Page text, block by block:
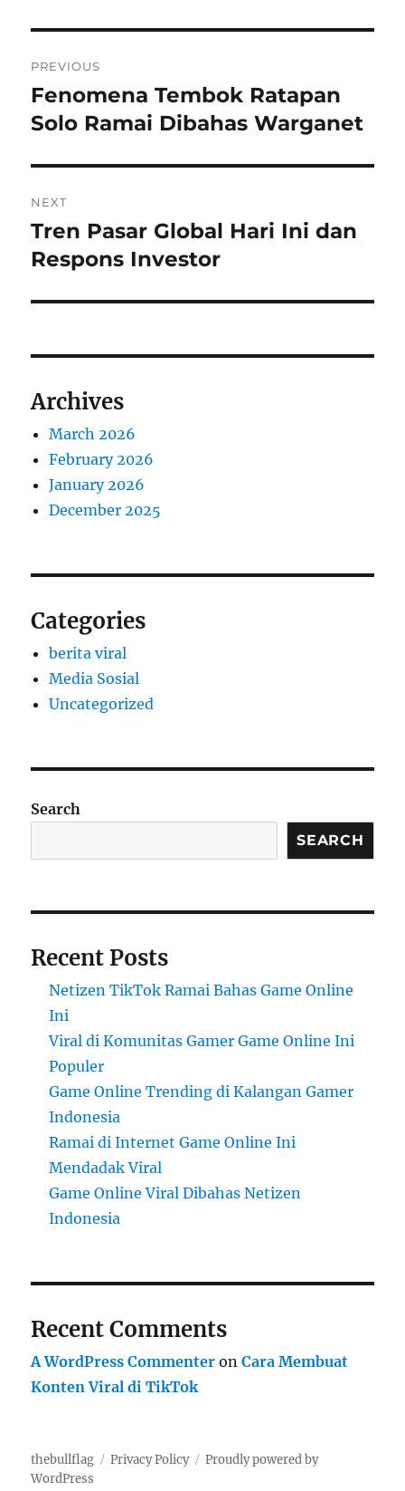
navigation
PREVIOUS
Previous
post:
Fenomena Tembok Ratapan
Solo Ramai Dibahas Warganet
NEXT
Next
post:
Tren Pasar Global Hari Ini dan
Respons Investor
Archives
March 2026
February 2026
January 2026
December 2025
Categories
berita viral
Media Sosial
Uncategorized
Search
SEARCH
Recent Posts
Netizen TikTok Ramai Bahas Game Online
Ini
Viral di Komunitas Gamer Game Online Ini
Populer
Game Online Trending di Kalangan Gamer
Indonesia
Ramai di Internet Game Online Ini
Mendadak Viral
Game Online Viral Dibahas Netizen
Indonesia
Recent Comments
A WordPress Commenter onCara Membuat
Konten Viral di TikTok
thebullflag Privacy Policy
Proudly powered by
WordPress